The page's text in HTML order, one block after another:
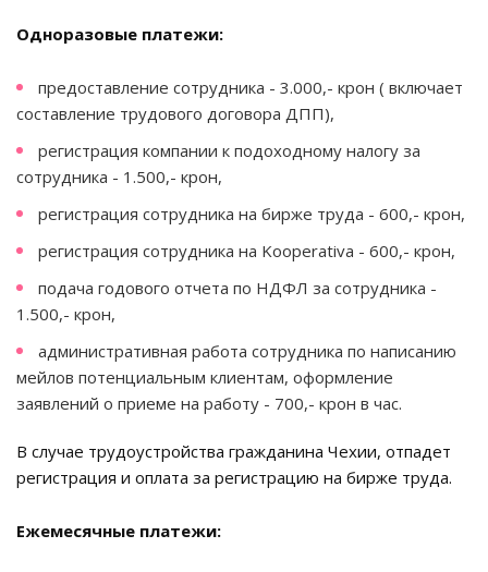
Одноразовые платежи:
предоставление сотрудника - 3.000,- крон ( включает
составление трудового договора ДПП),
регистрация компании к подоходному налогу за
сотрудника - 1.500,- крон,
регистрация сотрудника на бирже труда - 600,- крон,
регистрация сотрудника на Kooperativa - 600,- крон,
подача годового отчета по НДФЛ за сотрудника -
1.500,- крон,
административная работа сотрудника по написанию
мейлов потенциальным клиентам, оформление
заявлений о приеме на работу - 700,- крон в час.
В случае трудоустройства гражданина Чехии, отпадет
регистрация и оплата за регистрацию на бирже труда.
Ежемесячные платежи: